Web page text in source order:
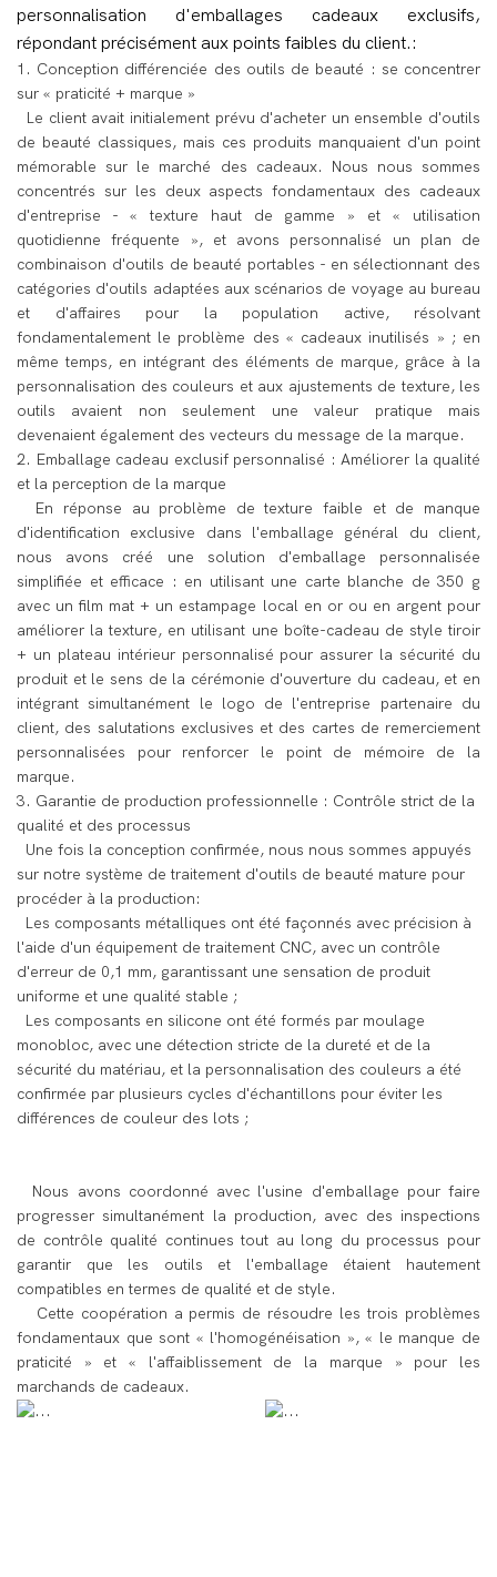
personnalisation d'emballages cadeaux exclusifs,
répondant précisément aux points faibles du client.:
1. Conception différenciée des outils de beauté : se concentrer
sur « praticité + marque »
Le client avait initialement prévu d'acheter un ensemble d'outils
de beauté classiques, mais ces produits manquaient d'un point
mémorable sur le marché des cadeaux. Nous nous sommes
concentrés sur les deux aspects fondamentaux des cadeaux
d'entreprise - « texture haut de gamme » et « utilisation
quotidienne fréquente », et avons personnalisé un plan de
combinaison d'outils de beauté portables - en sélectionnant des
catégories d'outils adaptées aux scénarios de voyage au bureau
et d'affaires pour la population active, résolvant
fondamentalement le problème des « cadeaux inutilisés » ; en
même temps, en intégrant des éléments de marque, grâce à la
personnalisation des couleurs et aux ajustements de texture, les
outils avaient non seulement une valeur pratique mais
devenaient également des vecteurs du message de la marque.
2. Emballage cadeau exclusif personnalisé : Améliorer la qualité
et la perception de la marque
En réponse au problème de texture faible et de manque
d'identification exclusive dans l'emballage général du client,
nous avons créé une solution d'emballage personnalisée
simplifiée et efficace : en utilisant une carte blanche de 350 g
avec un film mat + un estampage local en or ou en argent pour
améliorer la texture, en utilisant une boîte-cadeau de style tiroir
+ un plateau intérieur personnalisé pour assurer la sécurité du
produit et le sens de la cérémonie d'ouverture du cadeau, et en
intégrant simultanément le logo de l'entreprise partenaire du
client, des salutations exclusives et des cartes de remerciement
personnalisées pour renforcer le point de mémoire de la
marque.
3. Garantie de production professionnelle : Contrôle strict de la
qualité et des processus
Une fois la conception confirmée, nous nous sommes appuyés
sur notre système de traitement d'outils de beauté mature pour
procéder à la production:
Les composants métalliques ont été façonnés avec précision à
l'aide d'un équipement de traitement CNC, avec un contrôle
d'erreur de 0,1 mm, garantissant une sensation de produit
uniforme et une qualité stable ;
Les composants en silicone ont été formés par moulage
monobloc, avec une détection stricte de la dureté et de la
sécurité du matériau, et la personnalisation des couleurs a été
confirmée par plusieurs cycles d'échantillons pour éviter les
différences de couleur des lots ;
Nous avons coordonné avec l'usine d'emballage pour faire
progresser simultanément la production, avec des inspections
de contrôle qualité continues tout au long du processus pour
garantir que les outils et l'emballage étaient hautement
compatibles en termes de qualité et de style.
Cette coopération a permis de résoudre les trois problèmes
fondamentaux que sont « l'homogénéisation », « le manque de
praticité » et « l'affaiblissement de la marque » pour les
marchands de cadeaux.